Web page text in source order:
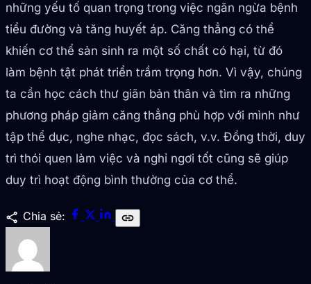
những yếu tố quan trọng trong việc ngăn ngừa bệnh
tiểu đường và tăng huyết áp. Căng thẳng có thể
khiến cơ thể sản sinh ra một số chất có hại, từ đó
làm bệnh tật phát triển trầm trọng hơn. Vì vậy, chúng
ta cần học cách thư giãn bản thân và tìm ra những
phương pháp giảm căng thẳng phù hợp với mình như
tập thể dục, nghe nhạc, đọc sách, v.v. Đồng thời, duy
trì thói quen làm việc và nghỉ ngơi tốt cũng sẽ giúp
duy trì hoạt động bình thường của cơ thể.
share Chia sẻ: link